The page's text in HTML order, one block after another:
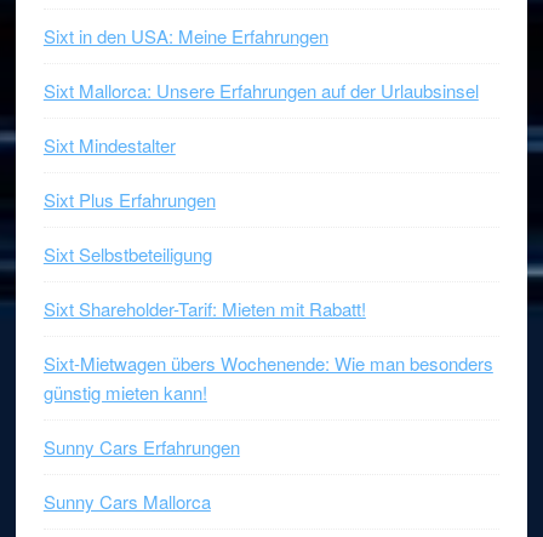
Sixt in den USA: Meine Erfahrungen
Sixt Mallorca: Unsere Erfahrungen auf der Urlaubsinsel
Sixt Mindestalter
Sixt Plus Erfahrungen
Sixt Selbstbeteiligung
Sixt Shareholder-Tarif: Mieten mit Rabatt!
Sixt-Mietwagen übers Wochenende: Wie man besonders
günstig mieten kann!
Sunny Cars Erfahrungen
Sunny Cars Mallorca